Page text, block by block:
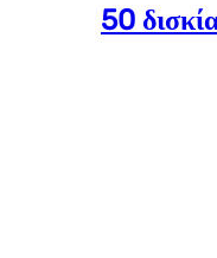
50